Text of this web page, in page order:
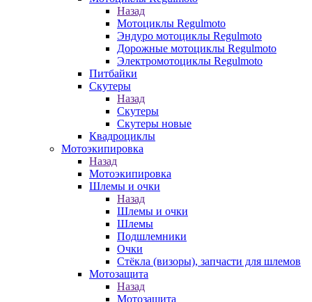
Назад
Мотоциклы Regulmoto
Эндуро мотоциклы Regulmoto
Дорожные мотоциклы Regulmoto
Электромотоциклы Regulmoto
Питбайки
Скутеры
Назад
Скутеры
Скутеры новые
Квадроциклы
Мотоэкипировка
Назад
Мотоэкипировка
Шлемы и очки
Назад
Шлемы и очки
Шлемы
Подшлемники
Очки
Стёкла (визоры), запчасти для шлемов
Мотозащита
Назад
Мотозащита